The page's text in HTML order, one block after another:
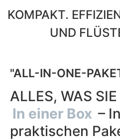
KOMPAKT.
UND
"ALL-IN-ONE-
ALLES, WAS
In einer Box –
praktischen